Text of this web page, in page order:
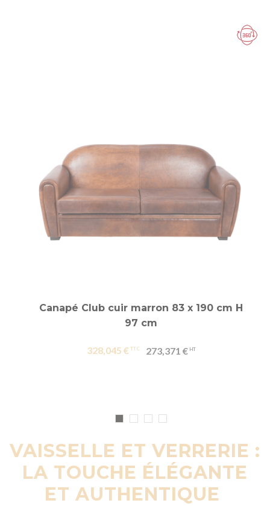
Canapé Club cuir marron 83 x 190 cm H
97 cm
328,045 € 273,371 €
VAISSELLE ET VERRERIE :
LA TOUCHE ÉLÉGANTE
ET AUTHENTIQUE